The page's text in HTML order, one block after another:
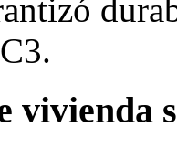
vivienda